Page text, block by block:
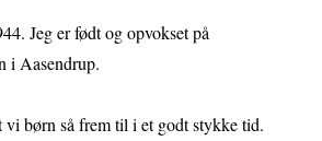
Jeg er født og opvokset på
i Aasendrup.
vi børn så frem til i et godt stykke tid.